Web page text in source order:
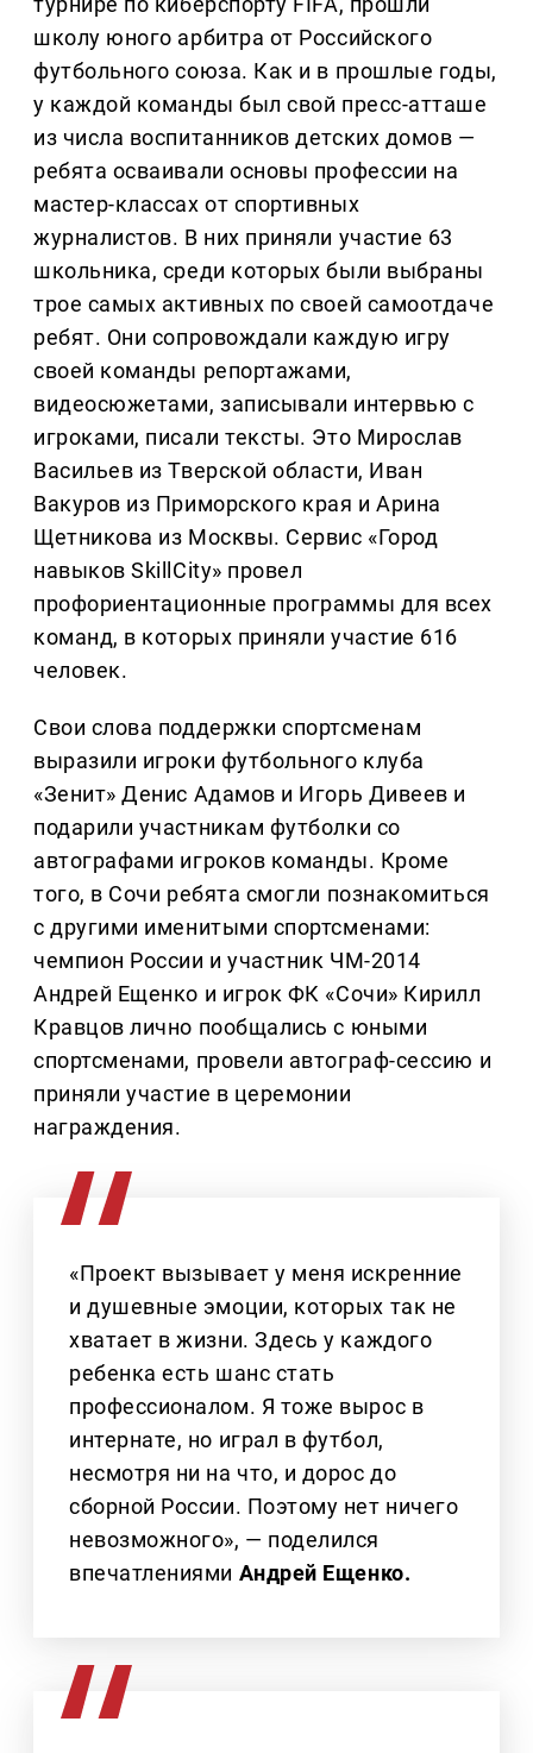
школу юного арбитра от Российского
футбольного союза. Как и в прошлые годы,
у каждой команды был свой пресс-атташе
из числа воспитанников детских домов —
ребята осваивали основы профессии на
мастер-классах от спортивных
журналистов. В них приняли участие 63
школьника, среди которых были выбраны
трое самых активных по своей самоотдаче
ребят. Они сопровождали каждую игру
своей команды репортажами,
видеосюжетами, записывали интервью с
игроками, писали тексты. Это Мирослав
Васильев из Тверской области, Иван
Вакуров из Приморского края и Арина
Щетникова из Москвы. Сервис «Город
навыков SkillCity» провел
профориентационные программы для всех
команд, в которых приняли участие 616
человек.
Свои слова поддержки спортсменам
выразили игроки футбольного клуба
«Зенит» Денис Адамов и Игорь Дивеев и
подарили участникам футболки со
автографами игроков команды. Кроме
того, в Сочи ребята смогли познакомиться
с другими именитыми спортсменами:
чемпион России и участник ЧМ-2014
Андрей Ещенко и игрок ФК «Сочи» Кирилл
Кравцов лично пообщались с юными
спортсменами, провели автограф-сессию и
приняли участие в церемонии
награждения.
«Проект вызывает у меня искренние
и душевные эмоции, которых так не
хватает в жизни. Здесь у каждого
ребенка есть шанс стать
профессионалом. Я тоже вырос в
интернате, но играл в футбол,
несмотря ни на что, и дорос до
сборной России. Поэтому нет ничего
невозможного», — поделился
впечатлениями Андрей Ещенко.